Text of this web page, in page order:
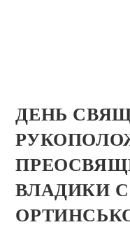
ДЕНЬ
ВЛАДИКИ